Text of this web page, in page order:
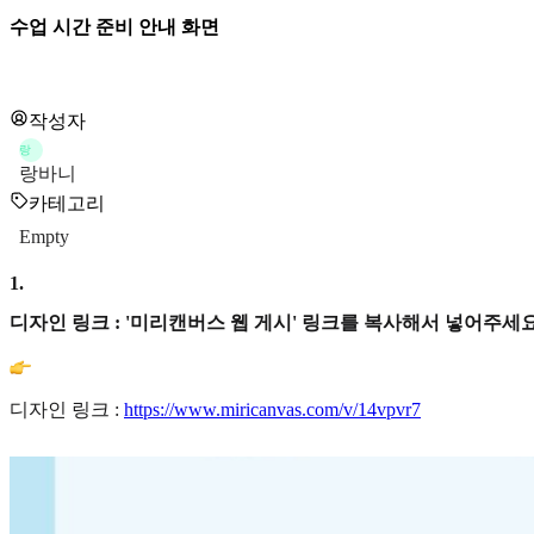
수업 시간 준비 안내 화면
작성자
랑
랑바니
카테고리
Empty
1.
디자인 링크 : '미리캔버스 웹 게시' 링크를 복사해서 넣어주세
디자인 링크 : https://www.miricanvas.com/v/14vpvr7